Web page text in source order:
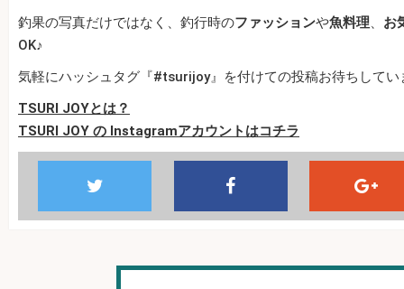
釣果の写真だけではなく、釣行時のファッションや魚料理、 お
OK♪
気軽にハッシュタグ『#tsurijoy』を付けての投稿お待ちしてい
TSURI JOYとは？
TSURI JOY の Instagramアカウントはコチラ